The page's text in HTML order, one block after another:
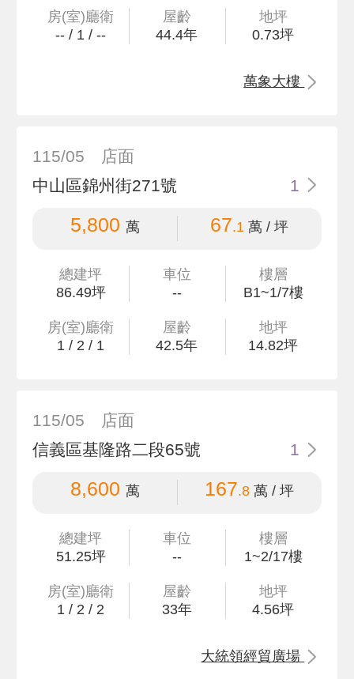
房(室)廳衛
-- / 1 /--
屋齡
44.4年
地坪
0.73坪
萬象大樓
115/05
店面
中山區錦州街271號
1
5,800 萬 67.1萬 / 坪
總建坪
86.49坪
車位
--
樓層
B1~1/7樓
房(室)廳衛
1 / 2 / 1
屋齡
42.5年
地坪
14.82坪
115/05
店面
信義區基隆路二段65號
1
8,600 萬 167.8萬 / 坪
總建坪
51.25坪
車位
--
樓層
1~2/17樓
房(室)廳衛
1 / 2 / 2
屋齡
33年
地坪
4.56坪
大統領經貿廣場